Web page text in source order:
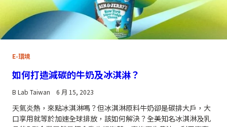
E-環境
如何打造減碳的牛奶及冰淇淋？
B Lab Taiwan 6 月 15, 2023
天氣炎熱，來點冰淇淋嗎？但冰淇淋原料牛奶卻是碳排大戶，大
口享用就等於加速全球排放，該如何解決？全美知名冰淇淋及乳